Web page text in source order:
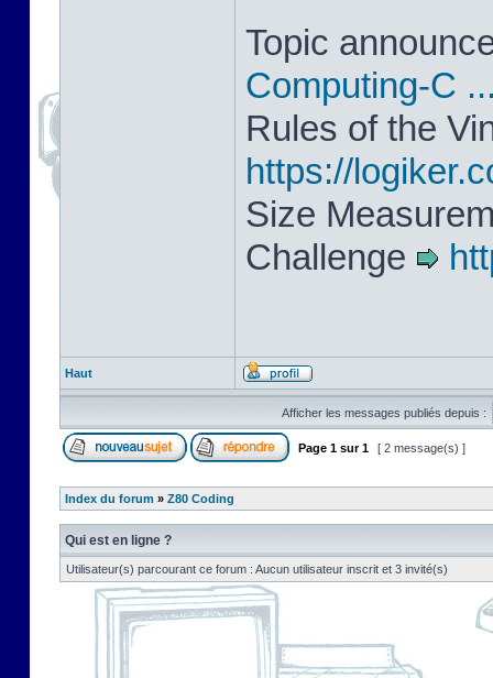
Topic
Computing-C
Rules of the
https://
Size
Challenge
Haut
Afficher les messages publiés depuis :
Page 1 sur1 [ 2 message(s) ]
Index du forum » Z80 Coding
Qui est en ligne ?
Utilisateur(s) parcourant ce forum : Aucun utilisateur inscrit et 3 invité(s)